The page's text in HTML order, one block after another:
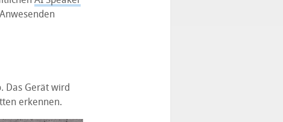
Das Gerät wird
erkennen.